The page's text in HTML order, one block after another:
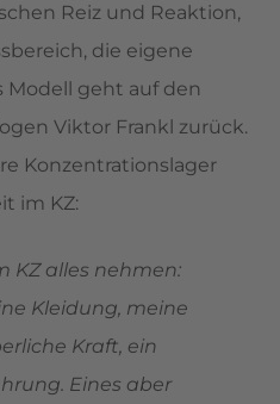
Reiz und Reaktion,
die eigene
Modell geht auf den
Viktor Frankl zurück.
Konzentrationslager
im KZ:
KZ alles nehmen:
Kleidung, meine
Kraft, ein
Eines aber